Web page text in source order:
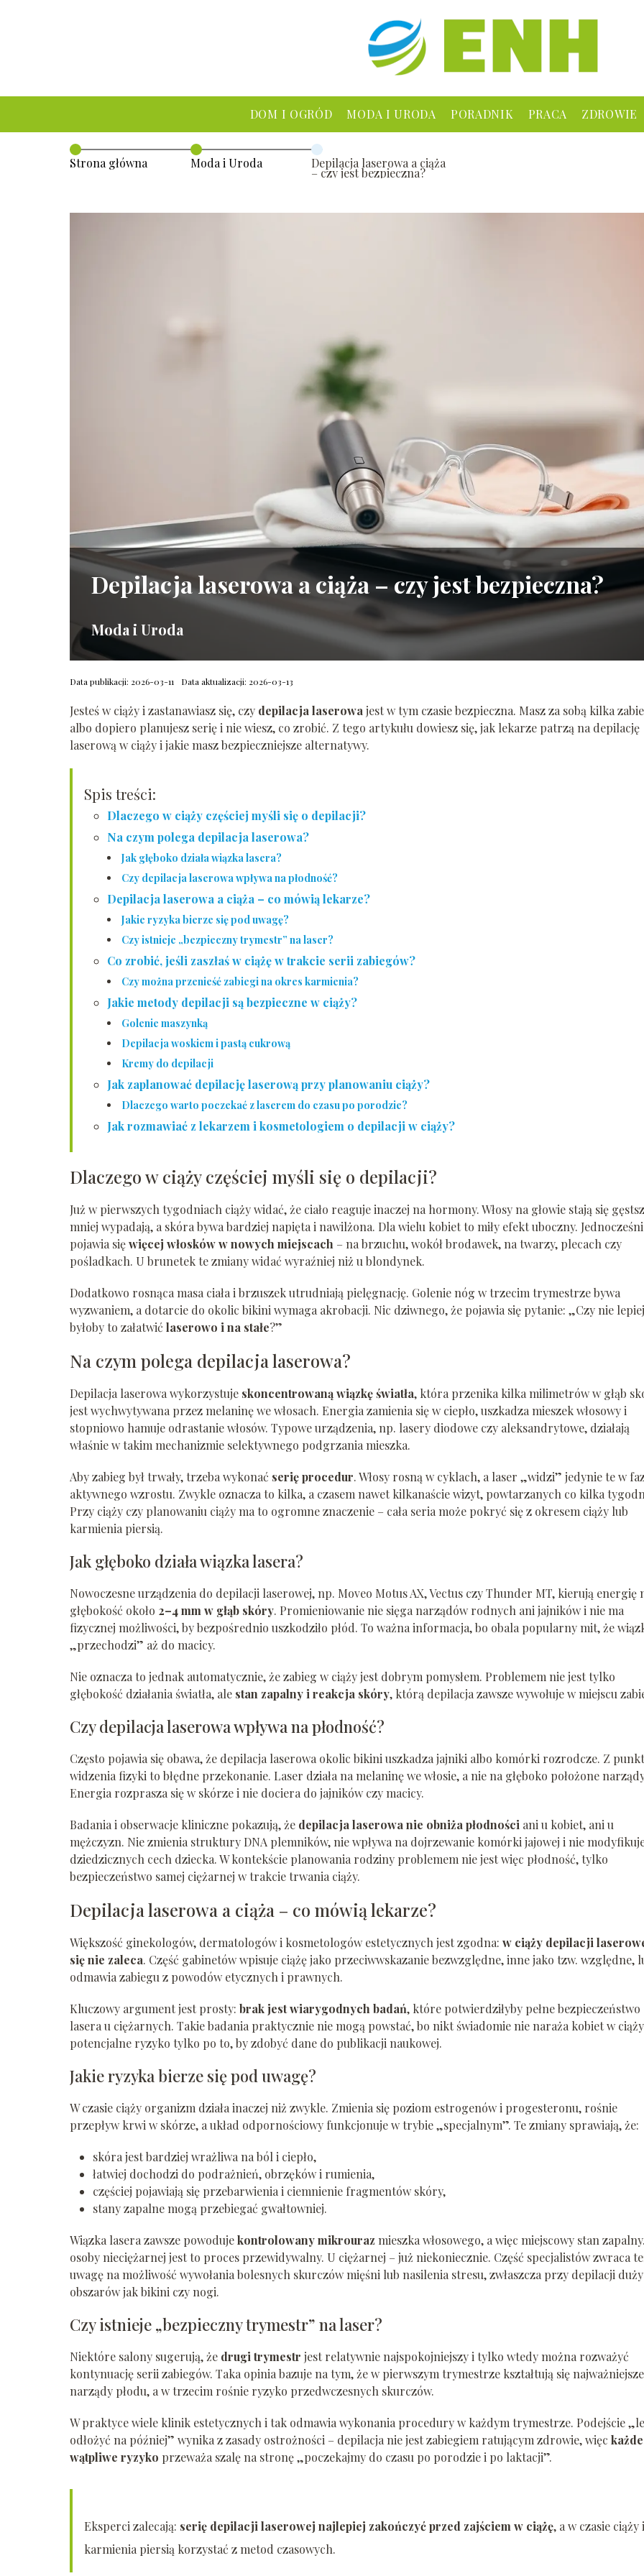
DOM I OGRÓD MODA I URODA PORADNIK PRACA ZDROWIE
Strona główna Moda i Uroda Depilacja laserowa a ciąża
– czy jest bezpieczna?
Depilacja laserowa a ciąża – czy jest bezpieczna?
Moda i Uroda
Data publikacji: 2026-03-11 Data aktualizacji: 2026-03-13
Jesteś w ciąży i zastanawiasz się, czy depilacja laserowa jest w tym czasie bezpieczna. Masz za sobą kilka
albo dopiero planujesz serię i nie wiesz, co zrobić. Z tego artykułu dowiesz się, jak lekarze patrzą na depilację
laserową w ciąży i jakie masz bezpieczniejsze alternatywy.
Spis treści:
Dlaczego w ciąży częściej myśli się o depilacji?
Na czym polega depilacja laserowa?
Jak głęboko działa wiązka lasera?
Czy depilacja laserowa wpływa na płodność?
Depilacja laserowa a ciąża – co mówią lekarze?
Jakie ryzyka bierze się pod uwagę?
Czy istnieje „bezpieczny trymestr” na laser?
Co zrobić, jeśli zaszłaś w ciążę w trakcie serii zabiegów?
Czy można przenieść zabiegi na okres karmienia?
Jakie metody depilacji są bezpieczne w ciąży?
Golenie maszynką
Depilacja woskiem i pastą cukrową
Kremy do depilacji
Jak zaplanować depilację laserową przy planowaniu ciąży?
Dlaczego warto poczekać z laserem do czasu po porodzie?
Jak rozmawiać z lekarzem i kosmetologiem o depilacji w ciąży?
Dlaczego w ciąży częściej myśli się o depilacji?
Już w pierwszych tygodniach ciąży widać, że ciało reaguje inaczej na hormony. Włosy na głowie stają się
mniej wypadają, a skóra bywa bardziej napięta i nawilżona. Dla wielu kobiet to miły efekt uboczny.
pojawia sięwięcej włosków w nowych miejscach – na brzuchu, wokół brodawek, na twarzy, plecach czy
pośladkach. U brunetek te zmiany widać wyraźniej niż u blondynek.
Dodatkowo rosnąca masa ciała i brzuszek utrudniają pielęgnację. Golenie nóg w trzecim trymestrze bywa
wyzwaniem, a dotarcie do okolic bikini wymaga akrobacji. Nic dziwnego, że pojawia się pytanie: „Czy nie lepiej
byłoby to załatwić laserowo i na stałe?”
Na czym polega depilacja laserowa?
Depilacja laserowa wykorzystuje skoncentrowaną wiązkę światła, która przenika kilka milimetrów w głąb
jest wychwytywana przez melaninę we włosach. Energia zamienia się w ciepło, uszkadza mieszek włosowy i
stopniowo hamuje odrastanie włosów. Typowe urządzenia, np. lasery diodowe czy aleksandrytowe, działają
właśnie w takim mechanizmie selektywnego podgrzania mieszka.
Aby zabieg był trwały, trzeba wykonać serię procedur. Włosy rosną w cyklach, a laser „widzi” jedynie te w
aktywnego wzrostu. Zwykle oznacza to kilka, a czasem nawet kilkanaście wizyt, powtarzanych co kilka
Przy ciąży czy planowaniu ciąży ma to ogromne znaczenie – cała seria może pokryć się z okresem ciąży lub
karmienia piersią.
Jak głęboko działa wiązka lasera?
Nowoczesne urządzenia do depilacji laserowej, np. Moveo Motus AX, Vectus czy Thunder MT, kierują energię
głębokość około 2–4 mm w głąb skóry. Promieniowanie nie sięga narządów rodnych ani jajników i nie ma
fizycznej możliwości, by bezpośrednio uszkodziło płód. To ważna informacja, bo obala popularny mit, że
„przechodzi” aż do macicy.
Nie oznacza to jednak automatycznie, że zabieg w ciąży jest dobrym pomysłem. Problemem nie jest tylko
głębokość działania światła, ale stan zapalny i reakcja skóry, którą depilacja zawsze wywołuje w miejscu
Czy depilacja laserowa wpływa na płodność?
Często pojawia się obawa, że depilacja laserowa okolic bikini uszkadza jajniki albo komórki rozrodcze. Z
widzenia fizyki to błędne przekonanie. Laser działa na melaninę we włosie, a nie na głęboko położone
Energia rozprasza się w skórze i nie dociera do jajników czy macicy.
Badania i obserwacje kliniczne pokazują, że depilacja laserowa nie obniża płodności ani u kobiet, ani u
mężczyzn. Nie zmienia struktury DNA plemników, nie wpływa na dojrzewanie komórki jajowej i nie
dziedzicznych cech dziecka. W kontekście planowania rodziny problemem nie jest więc płodność, tylko
bezpieczeństwo samej ciężarnej w trakcie trwania ciąży.
Depilacja laserowa a ciąża – co mówią lekarze?
Większość ginekologów, dermatologów i kosmetologów estetycznych jest zgodna: w ciąży depilacji
się nie zaleca. Część gabinetów wpisuje ciążę jako przeciwwskazanie bezwzględne, inne jako tzw. względne,
odmawia zabiegu z powodów etycznych i prawnych.
Kluczowy argument jest prosty: brak jest wiarygodnych badań, które potwierdziłyby pełne bezpieczeństwo
lasera u ciężarnych. Takie badania praktycznie nie mogą powstać, bo nikt świadomie nie naraża kobiet w
potencjalne ryzyko tylko po to, by zdobyć dane do publikacji naukowej.
Jakie ryzyka bierze się pod uwagę?
W czasie ciąży organizm działa inaczej niż zwykle. Zmienia się poziom estrogenów i progesteronu, rośnie
przepływ krwi w skórze, a układ odpornościowy funkcjonuje w trybie „specjalnym”. Te zmiany sprawiają, że:
skóra jest bardziej wrażliwa na ból i ciepło,
łatwiej dochodzi do podrażnień, obrzęków i rumienia,
częściej pojawiają się przebarwienia i ciemnienie fragmentów skóry,
stany zapalne mogą przebiegać gwałtowniej.
Wiązka lasera zawsze powodujekontrolowany mikrouraz mieszka włosowego, a więc miejscowy stan
osoby nieciężarnej jest to proces przewidywalny. U ciężarnej – już niekoniecznie. Część specjalistów zwraca
uwagę na możliwość wywołania bolesnych skurczów mięśni lub nasilenia stresu, zwłaszcza przy depilacji
obszarów jak bikini czy nogi.
Czy istnieje „bezpieczny trymestr” na laser?
Niektóre salony sugerują, że drugi trymestr jest relatywnie najspokojniejszy i tylko wtedy można rozważyć
kontynuację serii zabiegów. Taka opinia bazuje na tym, że w pierwszym trymestrze kształtują się najważniejsze
narządy płodu, a w trzecim rośnie ryzyko przedwczesnych skurczów.
W praktyce wiele klinik estetycznych i tak odmawia wykonania procedury w każdym trymestrze. Podejście
odłożyć na później” wynika z zasady ostrożności – depilacja nie jest zabiegiem ratującym zdrowie, więc każde
wątpliwe ryzyko przeważa szalę na stronę „poczekajmy do czasu po porodzie i po laktacji”.
Eksperci zalecają: serię depilacji laserowej najlepiej zakończyć przed zajściem w ciążę, a w czasie ciąży i
karmienia piersią korzystać z metod czasowych.